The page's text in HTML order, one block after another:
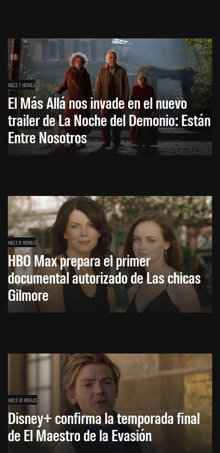
HACE 7 HORAS
El Más Allá nos invade en el nuevo
trailer de La Noche del Demonio: Están
Entre Nosotros
HACE 9 HORAS
HBO Max prepara el primer
documental autorizado de Las chicas
Gilmore
HACE 10 HORAS
Disney+ confirma la temporada final
de El Maestro de la Evasión